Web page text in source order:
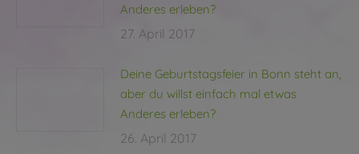
Anderes erleben?
27. April 2017
Deine Geburtstagsfeier in Bonn steht an,
aber du willst einfach mal etwas
Anderes erleben?
26. April 2017